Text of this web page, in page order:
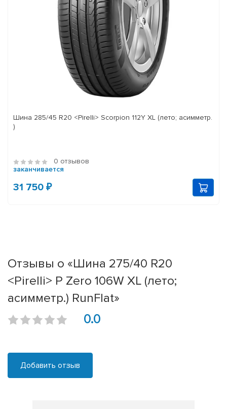
Шина 285/45 R20 <Pirelli> Scorpion 112Y XL (лето; асимметр.
)
0 отзывов
заканчивается
31 750 ₽
Отзывы о «Шина 275/40 R20
<Pirelli> P Zero 106W XL (лето;
асимметр.) RunFlat»
0.0
Добавить отзыв